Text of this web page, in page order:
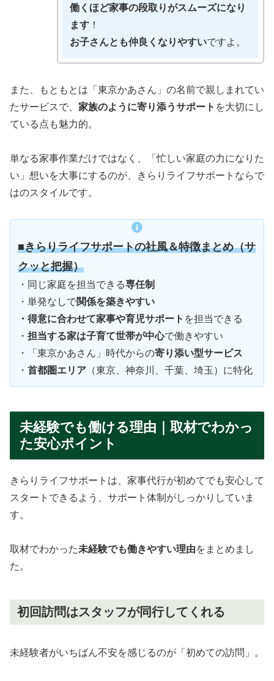
働くほど家事の段取りがスムーズになり
ます！
お子さんとも仲良くなりやすいですよ。
また、もともとは「東京かあさん」の名前で親しまれてい
たサービスで、 家族のように寄り添うサポート を大切にし
ている点も魅力的。
単なる家事作業だけではなく、「忙しい家庭の力になりた
い」想いを大事にするのが、きらりライフサポートならで
はのスタイルです。
■きらりライフサポートの社風＆特徴まとめ（サ
クッと把握）
・同じ家庭を担当できる専任制
・単発なしで関係を築きやすい
・得意に合わせて家事や育児サポート を担当できる
・ 担当する家は子育て世帯が中心で働きやすい
・「東京かあさん」時代からの寄り添い型サービス
・ 首都圏エリア （東京、神奈川、千葉、埼玉）に特化
未経験でも働ける理由｜取材でわかっ
た安心ポイント
きらりライフサポートは、家事代行が初めてでも安心して
スタートできるよう、サポート体制がしっかりしていま
す。
取材でわかった未経験でも働きやすい理由をまとめまし
た。
初回訪問はスタッフが同行してくれる
未経験者がいちばん不安を感じるのが「初めての訪問」。